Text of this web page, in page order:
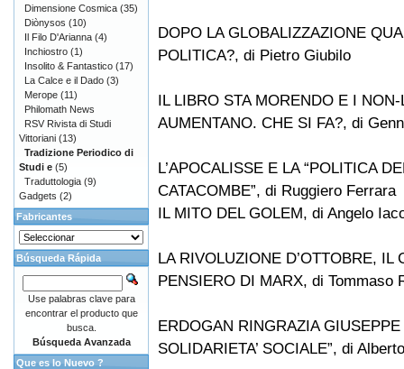
DOPO LA GLOBALIZZAZIONE
POLITICA?, di Pietro Giubilo
IL LIBRO STA MORENDO E I
AUMENTANO. CHE SI FA?, di
L’APOCALISSE E LA “POLITICA
CATACOMBE”, di Ruggiero Ferrara
IL MITO DEL GOLEM, di Angelo
LA RIVOLUZIONE D’OTTOBRE,
PENSIERO DI MARX, di Tommaso
ERDOGAN RINGRAZIA
SOLIDARIETA’ SOCIALE”, di
Dimensione Cosmica (35)
Diònysos (10)
Il Filo D'Arianna (4)
Inchiostro (1)
Insolito & Fantastico (17)
La Calce e il Dado (3)
Merope (11)
Philomath News
RSV Rivista di Studi
Vittoriani (13)
Tradizione Periodico di
Studi e (5)
Traduttologia (9)
Gadgets (2)
Fabricantes
Búsqueda Rápida
Use palabras clave para
encontrar el producto que
busca.
Búsqueda Avanzada
Que es lo Nuevo ?